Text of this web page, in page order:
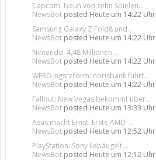
Capcom: Neun von zehn Spielen...
NewsBot posted Heute um 14:22 Uhr
Samsung Galaxy Z Fold8 und...
NewsBot posted Heute um 14:22 Uhr
Nintendo: 4,48 Millionen...
NewsBot posted Heute um 14:22 Uhr
WERO-ngsreform: norisbank führt...
NewsBot posted Heute um 14:22 Uhr
Fallout: New Vegas bekommt über...
NewsBot posted Heute um 13:33 Uhr
Asus macht Ernst: Erste AMD-...
NewsBot posted Heute um 12:52 Uhr
PlayStation: Sony liebäugelt...
NewsBot posted Heute um 12:12 Uhr